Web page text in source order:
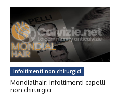
Infoltimenti non chirurgici
Mondialhair: infoltimenti capelli
non chirurgici